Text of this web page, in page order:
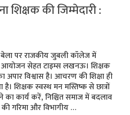
शिक्षक की जिम्‍मेदारी :
बेला पर राजकीय जुबली कॉलेज में
आयोजन सेहत टाइम्‍स लखनऊ। शिक्षक
अपार विश्वास है। आचरण की शिक्षा ही
है। शिक्षक स्‍वस्‍थ मन मस्तिष्क से छात्रों
का कार्य करें, निश्चित समाज में बदलाव
की गरिमा और विभागीय …